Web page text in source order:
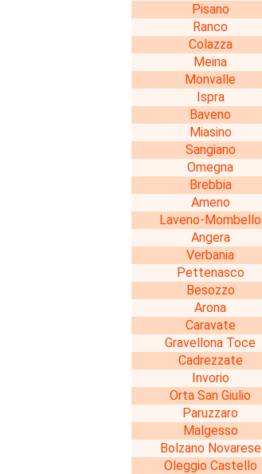
Pisano
Ranco
Colazza
Meina
Monvalle
Ispra
Baveno
Miasino
Sangiano
Omegna
Brebbia
Ameno
Laveno-Mombello
Angera
Verbania
Pettenasco
Besozzo
Arona
Caravate
Gravellona Toce
Cadrezzate
Invorio
Orta San Giulio
Paruzzaro
Malgesso
Bolzano Novarese
Oleggio Castello